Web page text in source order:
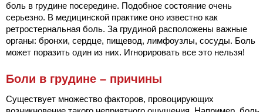
боль в грудине посередине. Подобное состояние очень
серьезно. В медицинской практике оно известно как
ретростернальная боль. За грудиной расположены важные
органы: бронхи, сердце, пищевод, лимфоузлы, сосуды. Боль
может поразить один из них. Игнорировать все это нельзя!
Боли в грудине – причины
Существует множество факторов, провоцирующих